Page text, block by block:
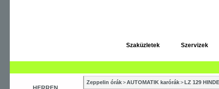
Szaküzletek Szervizek
Zeppelin órák>AUTOMATIK karórák>LZ 129